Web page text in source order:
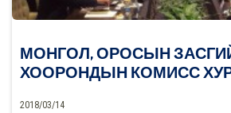
МОНГОЛ, ОРОСЫН
ХООРОНДЫН КОМИСС
2018/03/14